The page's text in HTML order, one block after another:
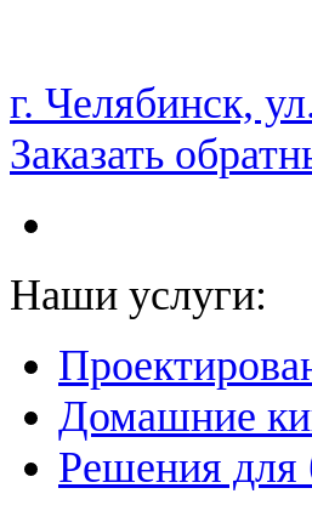
НАМ ДОВЕРЯЮТ С
г. Челябинск,
Заказать
Наши услуги:
Домашние
Решения для